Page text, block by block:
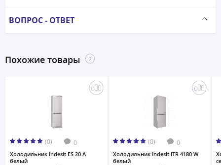
ВОПРОС - ОТВЕТ
Похожие товары
(0) 0
Холодильник Indesit ES 20 A
белый
(0) 0
Холодильник Indesit ITR 4180 W
белый